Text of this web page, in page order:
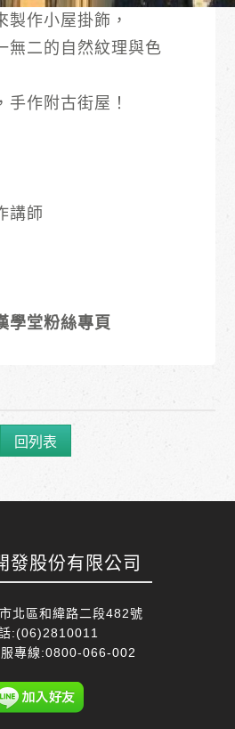
製作小屋掛飾，
無二的自然紋理與色
手作附古街屋！
講師
學堂粉絲專頁
回列表
發股份有限公司
北區和緯路二段482號
:(06)2810011
專線:0800-066-002